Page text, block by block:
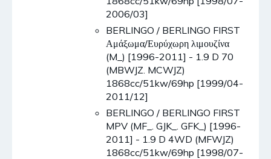
2006/03]
BERLINGO / BERLINGO FIRST
Αμάξωμα/Ευρύχωρη λιμουζίνα
(M_) [1996-2011] - 1.9 D 70
(MBWJZ. MCWJZ)
1868cc/51kw/69hp [1999/04-
2011/12]
BERLINGO / BERLINGO FIRST
MPV (MF_. GJK_. GFK_) [1996-
2011] - 1.9 D 4WD (MFWJZ)
1868cc/51kw/69hp [1998/07-